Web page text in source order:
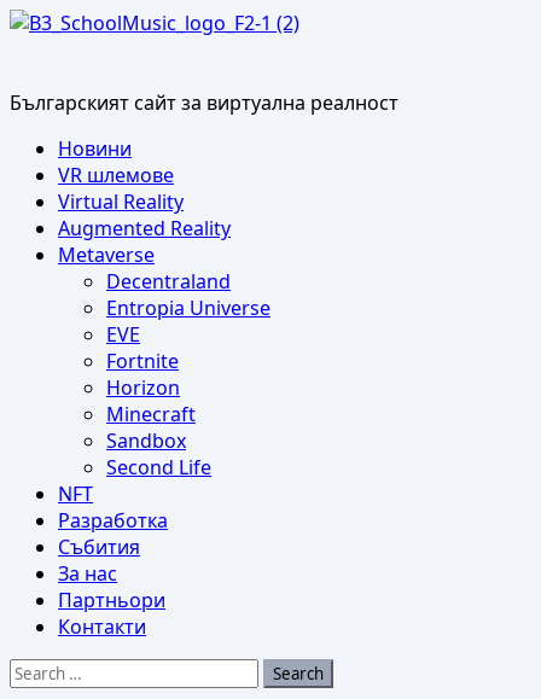
Skip
Българският сайт за виртуална реалност
Primary
Menu
Новини
VR шлемове
Virtual Reality
Augmented Reality
Metaverse
Decentraland
Entropia Universe
EVE
Fortnite
Horizon
Minecraft
Sandbox
Second Life
NFT
Разработка
Събития
За нас
Партньори
Контакти
Search